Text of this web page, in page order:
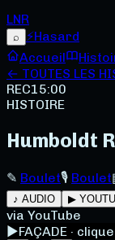
LNR
⌕ ⚡Hasard
Accueil
← TOUTES LES
REC15:00
HISTOIRE
Humboldt
✎ Boulet🎙 Boulet
♪ AUDIO ▶
via YouTube
▶FAÇADE ·